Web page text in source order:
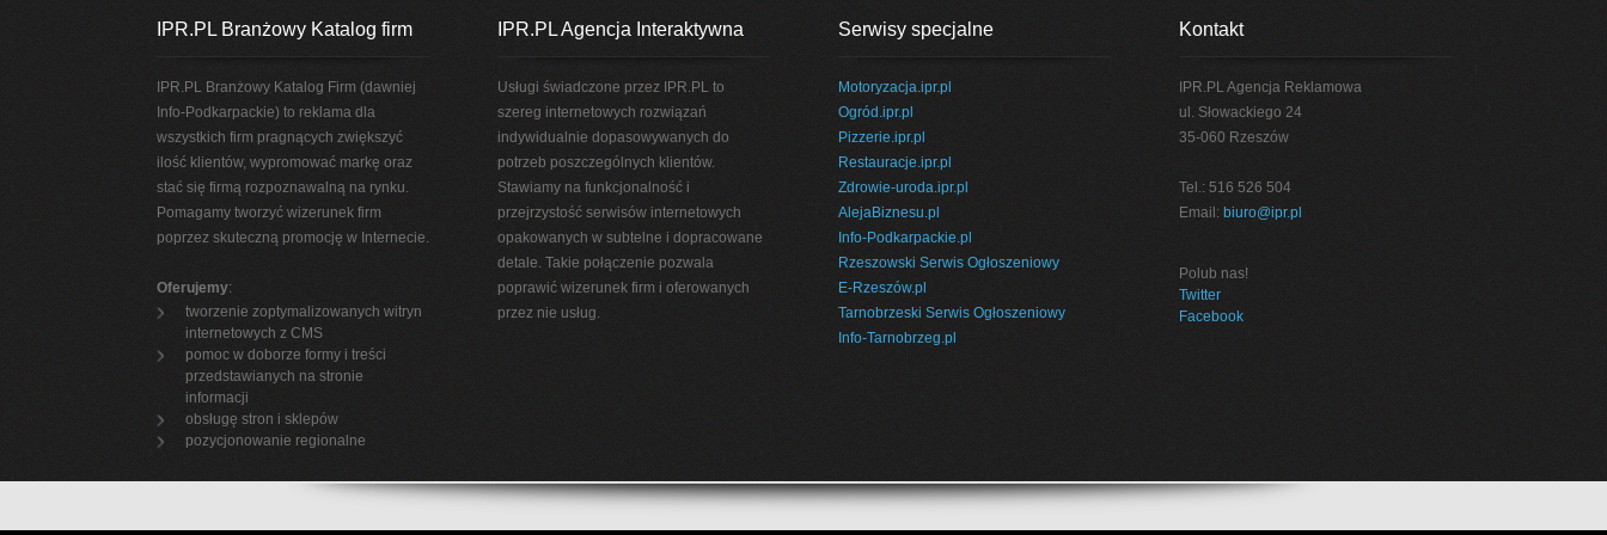
IPR.PL Branżowy Katalog firm
IPR.PL Branżowy Katalog Firm (dawniej
Info-Podkarpackie) to reklama dla
wszystkich firm pragnących zwiększyć
ilość klientów, wypromować markę oraz
stać się firmą rozpoznawalną na rynku.
Pomagamy tworzyć wizerunek firm
poprzez skuteczną promocję w Internecie.
Oferujemy:
tworzenie zoptymalizowanych witryn
internetowych z CMS
pomoc w doborze formy i treści
przedstawianych na stronie
informacji
obsługę stron i sklepów
pozycjonowanie regionalne
IPR.PL Agencja Interaktywna
Usługi świadczone przez IPR.PL to
szereg internetowych rozwiązań
indywidualnie dopasowywanych do
potrzeb poszczególnych klientów.
Stawiamy na funkcjonalność i
przejrzystość serwisów internetowych
opakowanych w subtelne i dopracowane
detale. Takie połączenie pozwala
poprawić wizerunek firm i oferowanych
przez nie usług.
Serwisy specjalne
Motoryzacja.ipr.pl
Ogród.ipr.pl
Pizzerie.ipr.pl
Restauracje.ipr.pl
Zdrowie-uroda.ipr.pl
AlejaBiznesu.pl
Info-Podkarpackie.pl
Rzeszowski Serwis Ogłoszeniowy
E-Rzeszów.pl
Tarnobrzeski Serwis Ogłoszeniowy
Info-Tarnobrzeg.pl
Kontakt
IPR.PL Agencja Reklamowa
ul. Słowackiego 24
35-060 Rzeszów
Tel.: 516 526 504
Email: biuro@ipr.pl
Polub nas!
Twitter
Facebook